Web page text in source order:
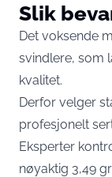
Slik
Det voksende
svindlere, som
kvalitet.
Derfor velger
profesjonelt
Eksperter
nøyaktig 3,49